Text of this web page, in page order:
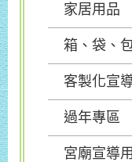
家居用品
箱、袋、
客製化宣
過年專區
宮廟宣導